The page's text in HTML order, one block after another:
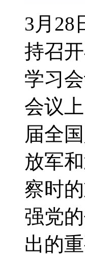
3月28
持召
学习
会议
届全
放军
察时
强党
出的